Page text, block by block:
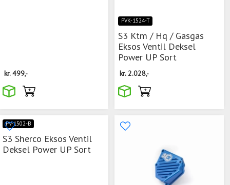
kr.499,-
PVK-1524-T
S3 Ktm / Hq / Gasgas
Eksos Ventil Deksel
Power UP Sort
kr. 2.028,-
PV-1502-B
S3 Sherco Eksos Ventil
Deksel Power UP Sort